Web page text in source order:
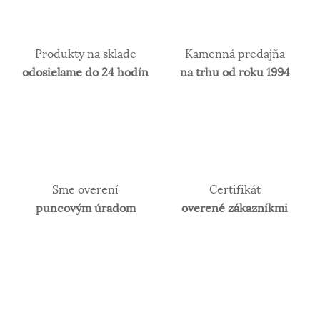
alebo rýdzosť sa vyjadruje v karátoch. 14 karátové
zlato je najpoužívanejšie z hľadiska trvácnosti
Produkty na sklade
odosielame do 24 hodín
Kamenná predajňa
na trhu od roku 1994
Sme overení
puncovým úradom
Certifikát
overené zákazníkmi